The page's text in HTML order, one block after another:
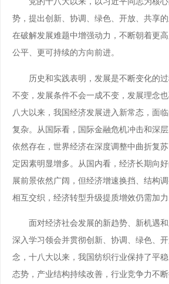
势，提出创新、协调、绿色、开放、共享
在破解发展难题中增强动力，不断朝着更
公平、更可持续的方向前进。
历史和实践表明，发展是不断变化的过
不变，发展条件不会一成不变，发展理念
八大以来，我国经济发展进入新常态，面
复杂。从国际看，国际金融危机冲击和深
依然存在，世界经济在深度调整中曲折复
定因素明显增多。从国内看，经济长期向
展前景依然广阔，但经济增速换挡、结构
相互交织，经济转型升级提质增效仍需加力
面对经济社会发展的新趋势、新机遇和
深入学习领会并贯彻创新、协调、绿色、
念，十八大以来，我国纺织行业保持了平
态势，产业结构持续改善，行业竞争力不